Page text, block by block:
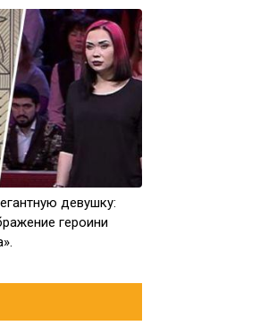
девушку:
героини